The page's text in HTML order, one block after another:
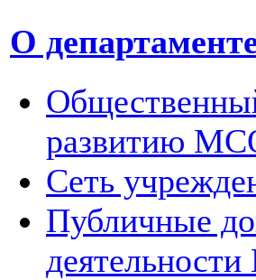
О
развитию
Сеть
Публичные